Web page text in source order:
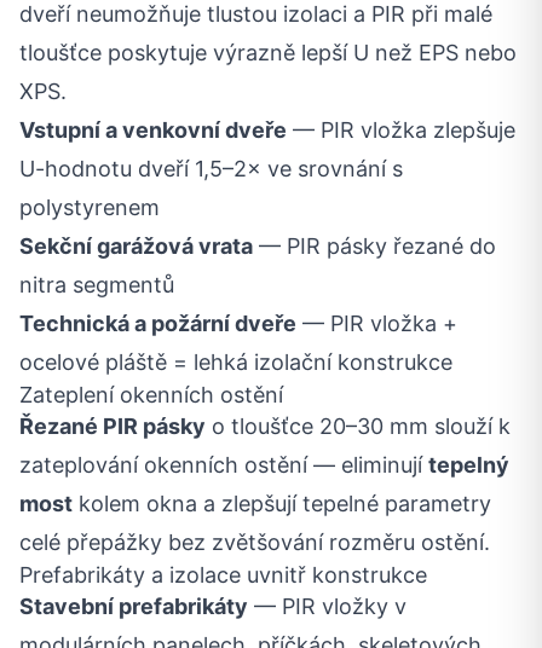
dveří neumožňuje tlustou izolaci a PIR při malé
tloušťce poskytuje výrazně lepší U než EPS nebo
XPS.
Vstupní a venkovní dveře — PIR vložka zlepšuje
U-hodnotu dveří 1,5–2× ve srovnání s
polystyrenem
Sekční garážová vrata — PIR pásky řezané do
nitra segmentů
Technická a požární dveře — PIR vložka +
ocelové pláště = lehká izolační konstrukce
Zateplení okenních ostění
Řezané PIR pásky o tloušťce 20–30 mm slouží k
zateplování okenních ostění — eliminujítepelný
most kolem okna a zlepšují tepelné parametry
celé přepážky bez zvětšování rozměru ostění.
Prefabrikáty a izolace uvnitř konstrukce
Stavební prefabrikáty — PIR vložky v